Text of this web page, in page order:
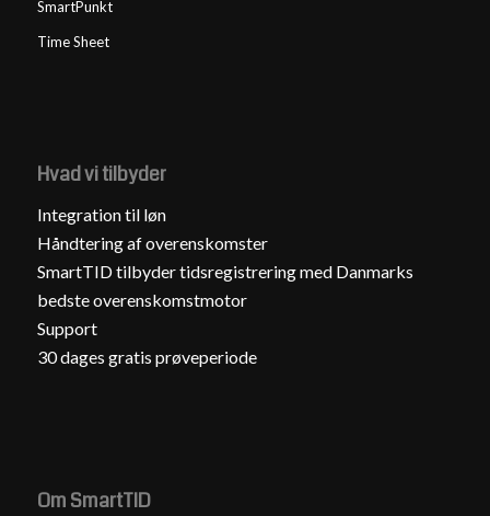
SmartPunkt
Time Sheet
Hvad vi tilbyder
Integration til løn
Håndtering af overenskomster
SmartTID tilbyder tidsregistrering med Danmarks
bedste overenskomstmotor
Support
30 dages gratis prøveperiode
Om SmartTID